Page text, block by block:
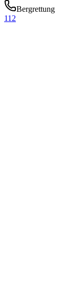
Bergrettung
112